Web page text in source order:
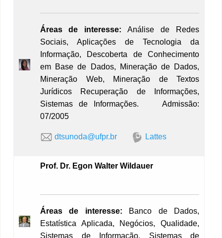
Áreas de interesse: Análise de Redes
Sociais, Aplicações de Tecnologia da
Informação, Descoberta de Conhecimento
em Base de Dados, Mineração de Dados,
Mineração Web, Mineração de Textos
Jurídicos Recuperação de Informações,
Sistemas de Informações. Admissão:
07/2005
dtsunoda@ufpr.br Lattes
Prof. Dr. Egon Walter Wildauer
Áreas de interesse:
Banco de Dados,
Estatística Aplicada, Negócios, Qualidade,
Sistemas de Informação, Sistemas de